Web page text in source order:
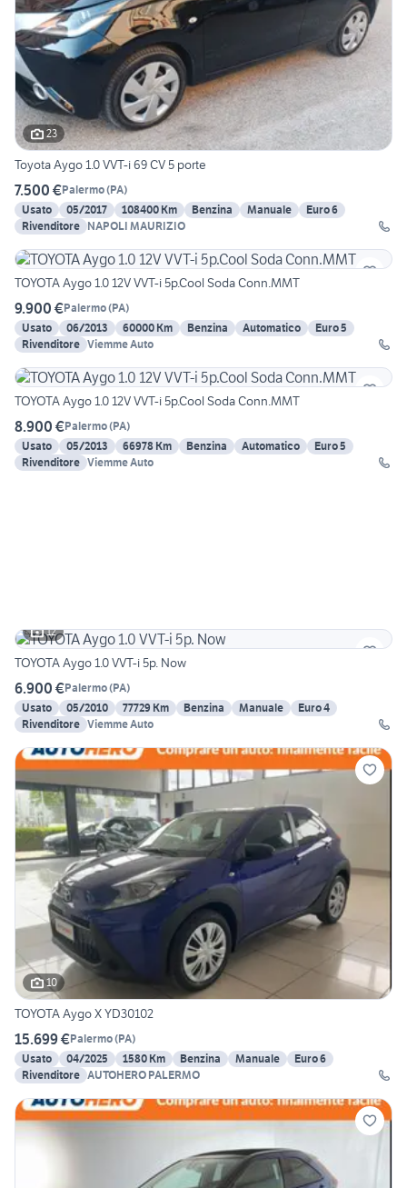
23
Toyota Aygo 1.0 VVT-i 69 CV 5 porte
7.500 €Palermo(PA)
Usato
05/2017 108400 Km Benzina Manuale
Euro 6
Rivenditore NAPOLI MAURIZIO
TOYOTA Aygo 1.0 12V VVT-i 5p.Cool Soda Conn.MMT
9.900 €Palermo(PA)
Usato
06/2013 60000 Km Benzina Automatico
Euro 5
Rivenditore Viemme Auto
TOYOTA Aygo 1.0 12V VVT-i 5p.Cool Soda Conn.MMT
8.900 €Palermo(PA)
Usato
05/2013 66978 Km Benzina Automatico
Euro 5
Rivenditore Viemme Auto
12
TOYOTA Aygo 1.0 VVT-i 5p. Now
6.900 €Palermo(PA)
Usato
05/2010 77729 Km Benzina Manuale
Euro 4
Rivenditore Viemme Auto
10
TOYOTA Aygo X YD30102
15.699 €Palermo(PA)
Usato
04/2025 1580 Km Benzina Manuale
Euro 6
Rivenditore AUTOHERO PALERMO